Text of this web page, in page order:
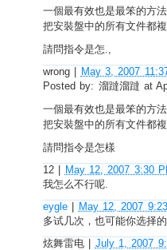
一個最有效也是最笨的方
把安裝盤中的所有文件都
請問指令是怎.,
wrong | May 3, 2007
Posted by: 溜躂溜躂 at
一個最有效也是最笨的方
把安裝盤中的所有文件都
請問指令是怎樣
12 | May 12, 2007 3:30
我怎么不行呢.
eygle | May 12, 2007
多试几次，也可能你选择的
炫舞雷电 | July 1, 2007